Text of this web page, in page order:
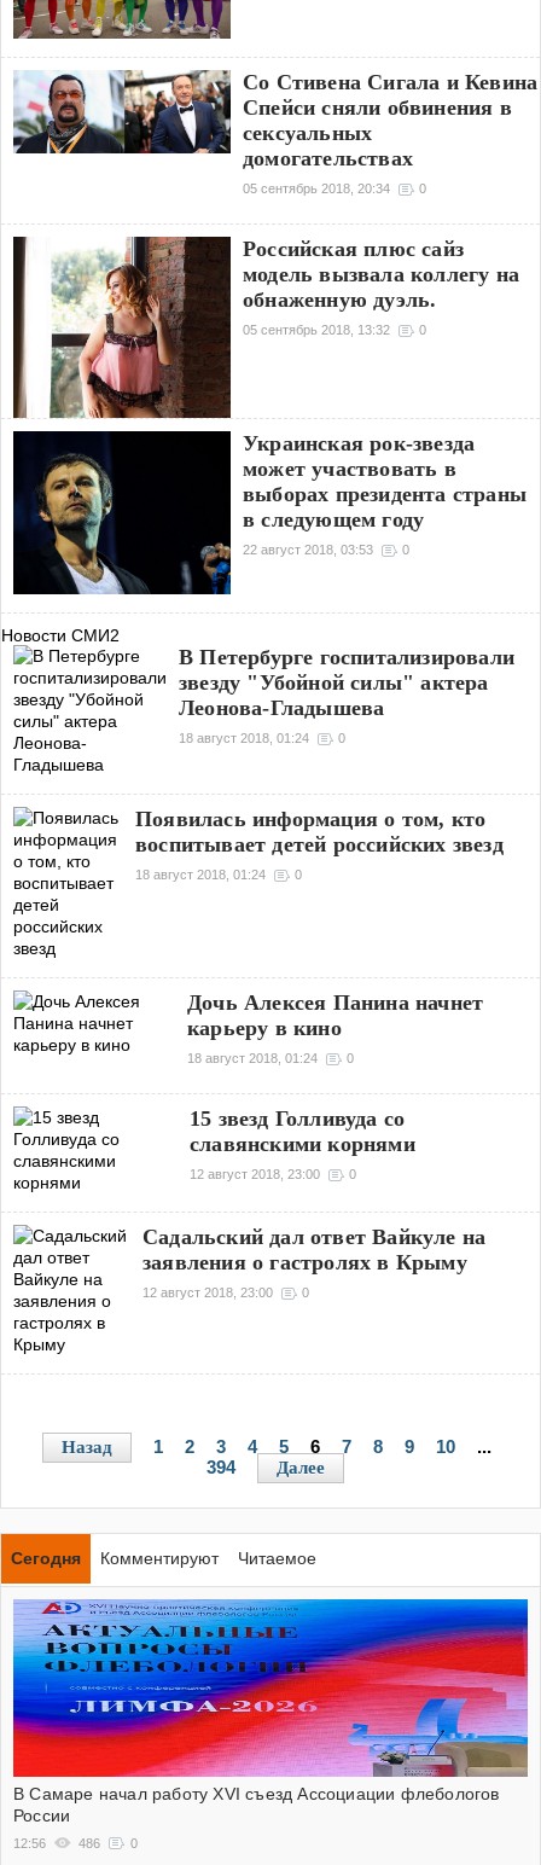
Со Стивена Сигала и Кевина
Спейси сняли обвинения в
сексуальных
домогательствах
05 сентябрь 2018, 20:34 0
Российская плюс сайз
модель вызвала коллегу на
обнаженную дуэль.
05 сентябрь 2018, 13:32 0
Украинская рок-звезда
может участвовать в
выборах президента страны
в следующем году
22 август 2018, 03:53 0
Новости СМИ2
В Петербурге госпитализировали
звезду "Убойной силы" актера
Леонова-Гладышева
18 август 2018, 01:24 0
Появилась информация о том, кто
воспитывает детей российских звезд
18 август 2018, 01:24 0
Дочь Алексея Панина начнет
карьеру в кино
18 август 2018, 01:24 0
15 звезд Голливуда со
славянскими корнями
12 август 2018, 23:00 0
Садальский дал ответ Вайкуле на
заявления о гастролях в Крыму
12 август 2018, 23:00 0
Назад 1 2 3 4 5 6 7 8 9 10
...
394
Далее
Сегодня Комментируют Читаемое
В Самаре начал работу XVI съезд Ассоциации флебологов
России
12:56 486 0